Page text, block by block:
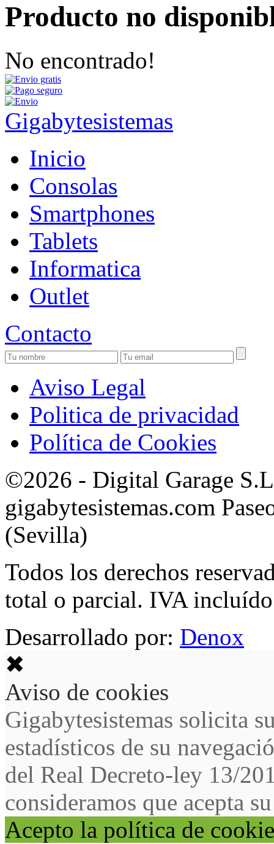
Producto no
No encontrado!
Gigabytesistemas
Inicio
Consolas
Smartphones
Tablets
Informatica
Outlet
Contacto
Aviso Legal
Politica de privacidad
Política de Cookies
©2026 - Digital Garage
gigabytesistemas.com
(Sevilla)
Todos los derechos
total o parcial. IVA
Desarrollado por: Denox
✖
Aviso de cookies
Gigabytesistemas solicita
estadísticos de su
del Real Decreto-ley 13/
consideramos que acepta
Acepto la política de